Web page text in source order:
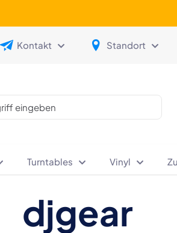
Kontakt Standort
Turntables Vinyl
djgear